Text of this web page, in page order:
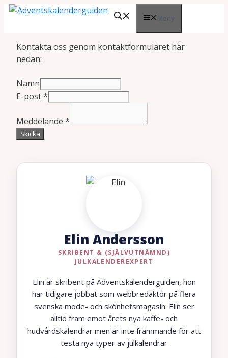
Hoppa
Meny
Kontakta oss genom kontaktformuläret här
nedan:
Namn
E-post*
Meddelande *
Skicka
Elin Andersson
SKRIBENT & (SJÄLVUTNÄMND)
JULKALENDEREXPERT
Elin är skribent på Adventskalenderguiden, hon
har tidigare jobbat som webbredaktör på flera
svenska mode- och skönhetsmagasin. Elin ser
alltid fram emot årets nya kaffe- och
hudvårdskalendrar men är inte främmande för att
testa nya typer av julkalendrar